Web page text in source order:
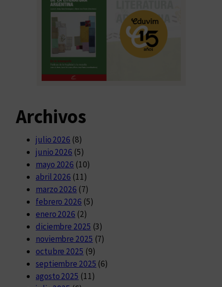
Archivos
julio 2026 (8)
junio 2026 (5)
mayo 2026 (10)
abril 2026 (11)
marzo 2026 (7)
febrero 2026 (5)
enero 2026 (2)
diciembre 2025 (3)
noviembre 2025 (7)
octubre 2025 (9)
septiembre 2025 (6)
agosto 2025 (11)